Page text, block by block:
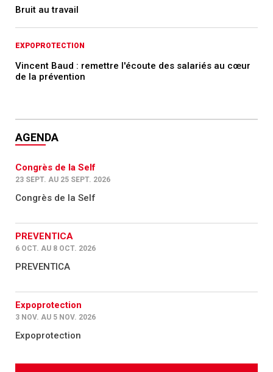
Bruit au travail
EXPOPROTECTION
Vincent Baud : remettre l'écoute des salariés au cœur
de la prévention
AGENDA
Congrès de la Self
23 SEPT. AU 25 SEPT. 2026
Congrès de la Self
PREVENTICA
6 OCT. AU 8 OCT. 2026
PREVENTICA
Expoprotection
3 NOV. AU 5 NOV. 2026
Expoprotection